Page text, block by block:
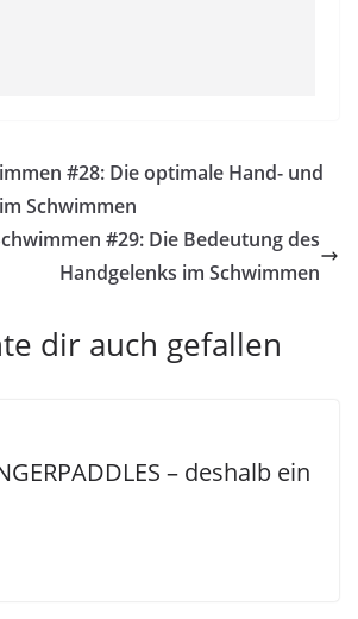
#28: Die optimale Hand- und
Schwimmen
#29: Die Bedeutung des
Handgelenks im Schwimmen
dir auch gefallen
– deshalb ein